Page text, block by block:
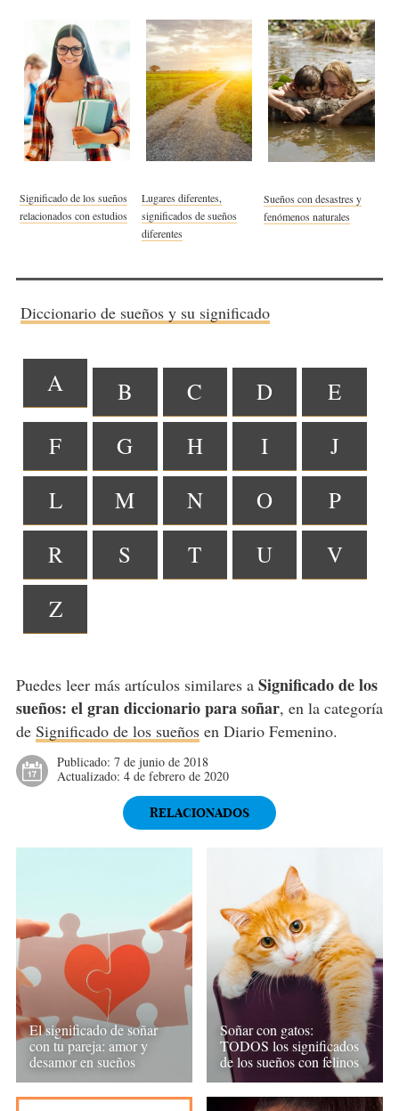
Significado de los sueños
relacionados con estudios
Lugares diferentes,
significados de sueños
diferentes
Sueños con desastres y
fenómenos naturales
Diccionario de sueños y su significado
A B C D
E
F
G H I
J
L
M N O
P
R
S T U
V
Z
Puedes leer más artículos similares a Significado de los
sueños: el gran diccionario para soñar, en la categoría
de Significado de los sueñosen Diario Femenino.
Publicado: 7 de junio de 2018
Actualizado: 4 de febrero de 2020
RELACIONADOS
El significado de soñar
con tu pareja: amor y
desamor en sueños
Soñar con gatos:
TODOS los significados
de los sueños con felinos